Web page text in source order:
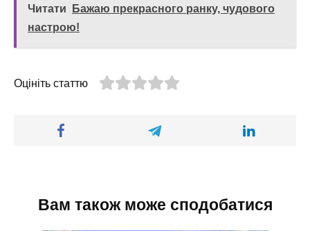
Читати
Бажаю прекрасного ранку, чудового
настрою!
Оцініть статтю
Вам також може сподобатися